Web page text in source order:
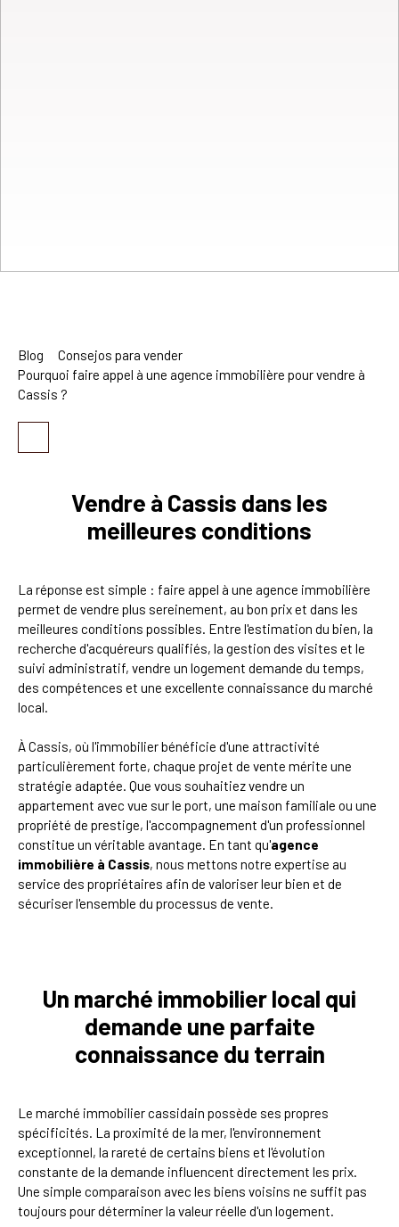
Blog
Consejos para vender
Pourquoi faire appel à une agence immobilière pour vendre à
Cassis ?
Vendre à Cassis dans les
meilleures conditions
La réponse est simple : faire appel à une agence immobilière
permet de vendre plus sereinement, au bon prix et dans les
meilleures conditions possibles. Entre l'estimation du bien, la
recherche d'acquéreurs qualifiés, la gestion des visites et le
suivi administratif, vendre un logement demande du temps,
des compétences et une excellente connaissance du marché
local.
À Cassis, où l'immobilier bénéficie d'une attractivité
particulièrement forte, chaque projet de vente mérite une
stratégie adaptée. Que vous souhaitiez vendre un
appartement avec vue sur le port, une maison familiale ou une
propriété de prestige, l'accompagnement d'un professionnel
constitue un véritable avantage. En tant qu'agence
immobilière à Cassis, nous mettons notre expertise au
service des propriétaires afin de valoriser leur bien et de
sécuriser l'ensemble du processus de vente.
Un marché immobilier local qui
demande une parfaite
connaissance du terrain
Le marché immobilier cassidain possède ses propres
spécificités. La proximité de la mer, l'environnement
exceptionnel, la rareté de certains biens et l'évolution
constante de la demande influencent directement les prix.
Une simple comparaison avec les biens voisins ne suffit pas
toujours pour déterminer la valeur réelle d'un logement.